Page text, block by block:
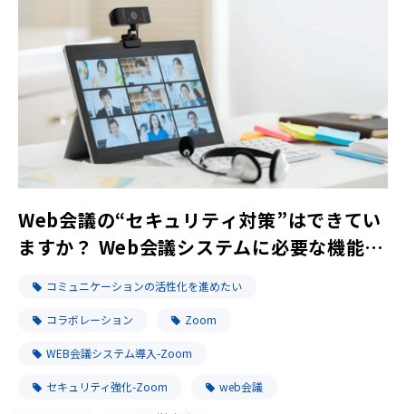
Web会議の“セキュリティ対策”はできてい
ますか？ Web会議システムに必要な機能を
コミュニケーションの活性化を進めたい
コラボレーション Zoom
WEB会議システム導入-Zoom
セキュリティ強化-Zoom web会議